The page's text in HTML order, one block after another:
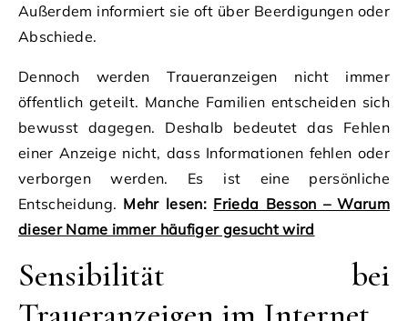
Außerdem informiert sie oft über Beerdigungen oder
Abschiede.
Dennoch werden Traueranzeigen nicht immer
öffentlich geteilt. Manche Familien entscheiden sich
bewusst dagegen. Deshalb bedeutet das Fehlen
einer Anzeige nicht, dass Informationen fehlen oder
verborgen werden. Es ist eine persönliche
Entscheidung. Mehr lesen: Frieda Besson – Warum
dieser Name immer häufiger gesucht wird
Sensibilität bei